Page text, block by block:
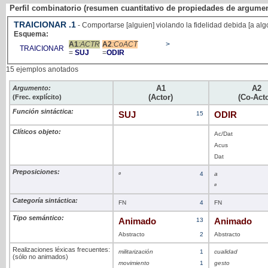
Perfil combinatorio (resumen cuantitativo de propiedades de
TRAICIONAR .1 - Comportarse [alguien] violando la fidelidad debida [a
Esquema:
TRAICIONAR
A1:ACTR
= SUJ
A2:CoACT
=ODIR
>
15 ejemplos anotados
Argumento:
(Frec. explícito)
A1
(Actor)
A2
(Co-
Función sintáctica: SUJ 15 ODIR
Clíticos objeto:
Ac/Dat
Acus
Dat
Preposiciones: ø 4 a
ø
Categoría sintáctica: FN 4 FN
Tipo semántico: Animado 13
Abstracto 2
Animado
Abstracto
Realizaciones léxicas frecuentes:
(sólo no animados)
militarización
1
movimiento
1
cualidad
gesto